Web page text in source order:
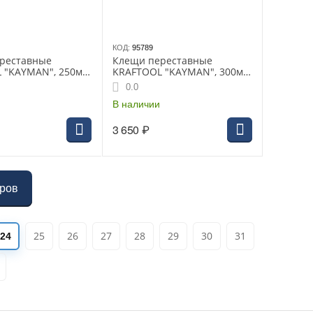
"KAYMAN", 250мм,
до 60мм,
КОД: 95789
Клещи переставные
KRAFTOOL "KAYMAN", 300мм,
быстрая регулировка,Cr-
V,max захват до 80 мм,
(22353-30)
0.0
В наличии
3 650 ₽
24 25 26 27 28 29 30 31